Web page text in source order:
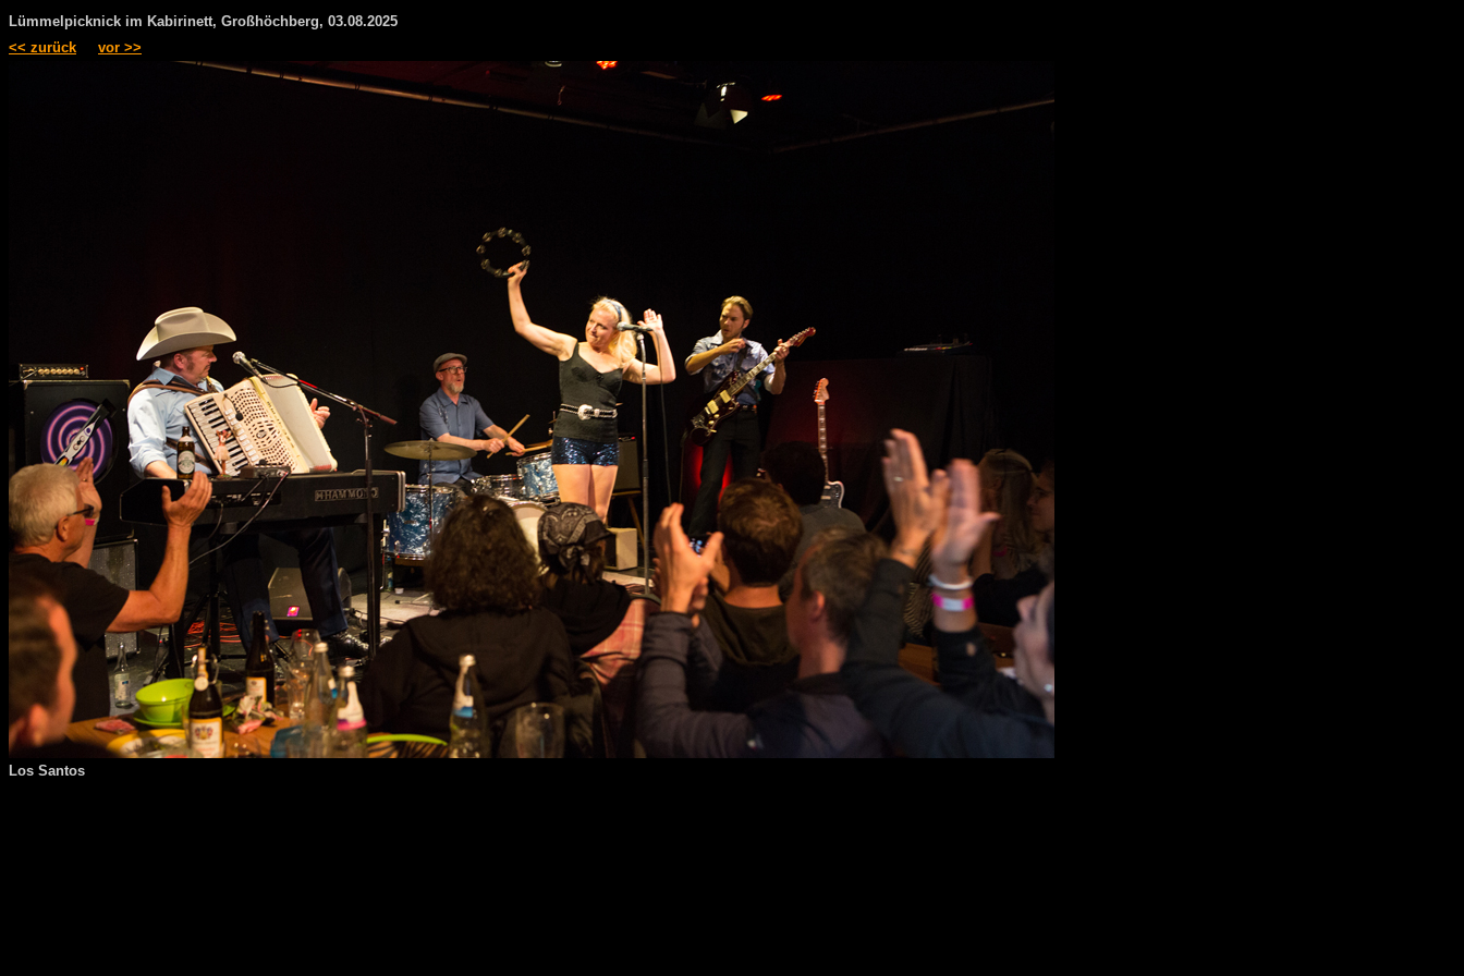
Lümmelpicknick im Kabirinett, Großhöchberg, 03.08.2025
<< zurück
vor >>
Los Santos